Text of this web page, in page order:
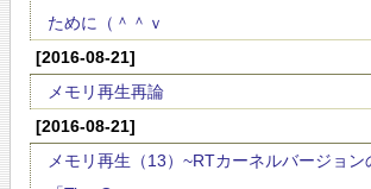
ために（＾＾ｖ
[2016-08-21]
メモリ再生再論
[2016-08-21]
メモリ再生（13）~RTカーネルバージョン